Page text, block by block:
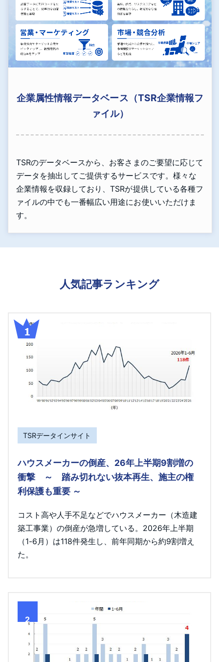
企業属性情報データベース（TSR企業情報フ
ァイル）
TSRのデータベースから、お客さまのご要望に応じて
データを抽出してご提供するサービスです。様々な
企業情報を収録しており、TSRが提供している各種フ
ァイルの中でも一番幅広い用途にお使いいただけま
す。
人気記事ランキング
TSRデータインサイト
ハウスメーカーの倒産、26年上半期9割増の
衝撃 ～ 踏み切れない抜本再生、施主の権
利保護も重要 ～
コスト高や人手不足などでハウスメーカー（木造建
築工事業）の倒産が急増している。2026年上半期
（1-6月）は118件発生し、前年同期から約9割増え
た。
2